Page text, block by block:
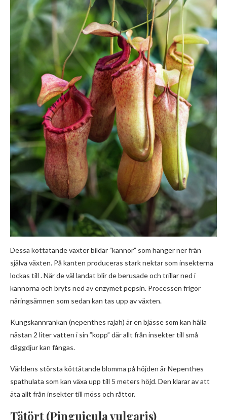
Dessa köttätande växter bildar ”kannor” som hänger ner från
själva växten. På kanten produceras stark nektar som insekterna
lockas till . När de väl landat blir de berusade och trillar ned i
kannorna och bryts ned av enzymet pepsin. Processen frigör
näringsämnen som sedan kan tas upp av växten.
Kungskannrankan (nepenthes rajah) är en bjässe som kan hålla
nästan 2 liter vatten i sin ”kopp” där allt från insekter till små
däggdjur kan fångas.
Världens största köttätande blomma på höjden är Nepenthes
spathulata som kan växa upp till 5 meters höjd. Den klarar av att
äta allt från insekter till möss och råttor.
Tätört (Pinguicula vulgaris)